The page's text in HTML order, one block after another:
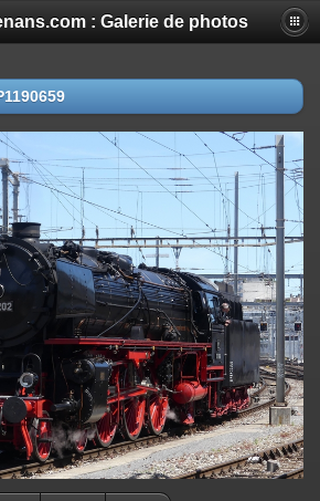
: Galerie de photos